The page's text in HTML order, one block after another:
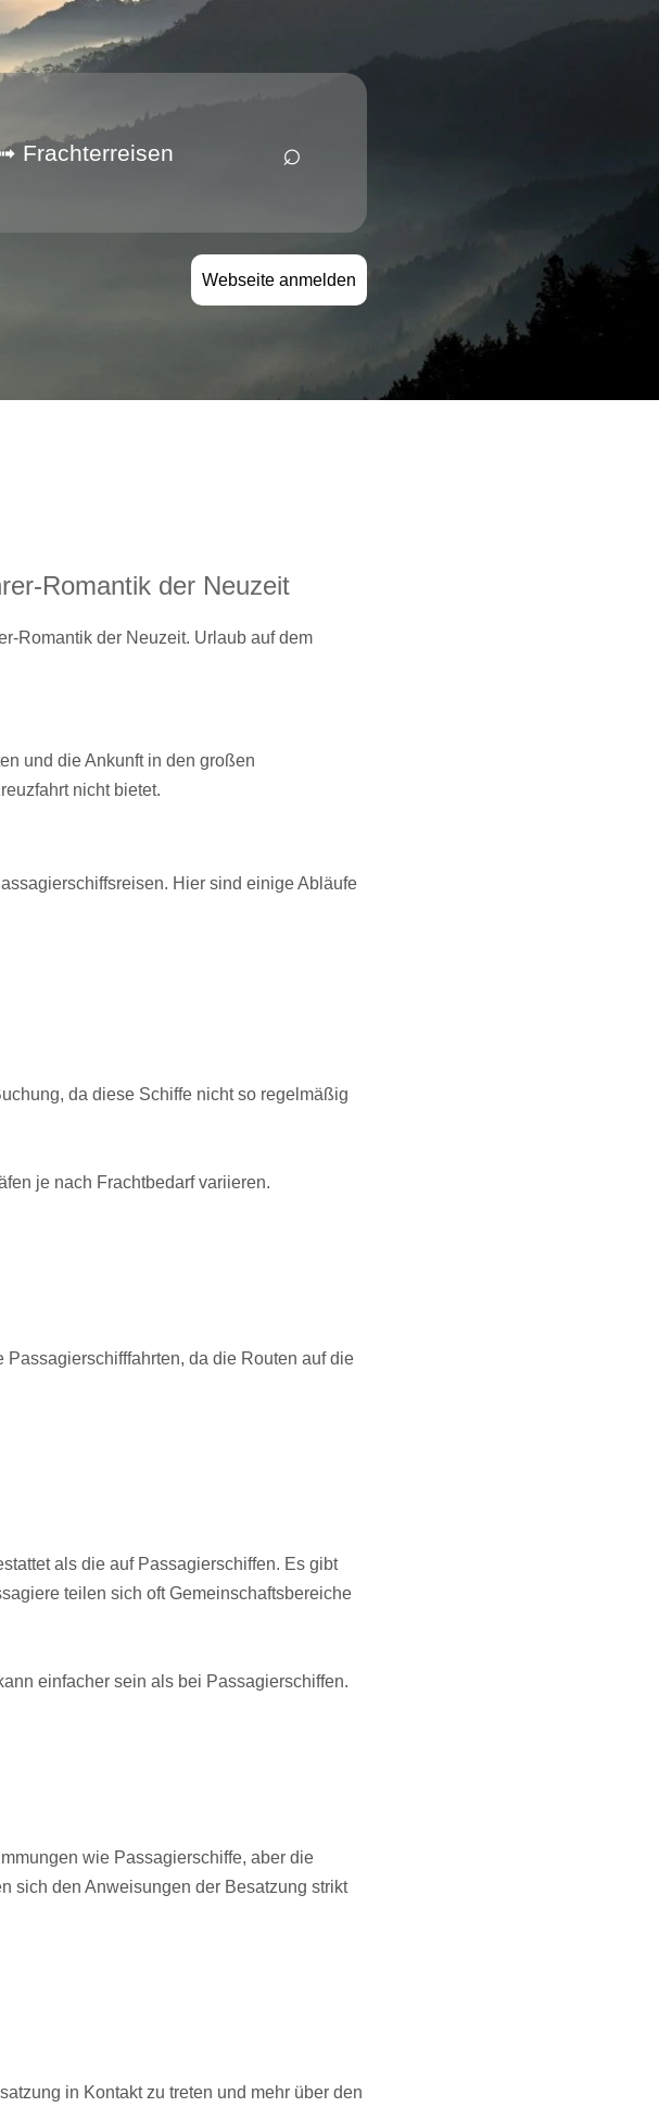
⌕
Frachterreisen
Webseite anmelden
Romantik der Neuzeit
Romantik der Neuzeit. Urlaub auf dem
und die Ankunft in den großen
nicht bietet.
Hier sind einige Abläufe
da diese Schiffe nicht so regelmäßig
je nach Frachtbedarf variieren.
da die Routen auf die
als die auf Passagierschiffen. Es gibt
teilen sich oft Gemeinschaftsbereiche
einfacher sein als bei Passagierschiffen.
wie Passagierschiffe, aber die
sich den Anweisungen der Besatzung strikt
in Kontakt zu treten und mehr über den